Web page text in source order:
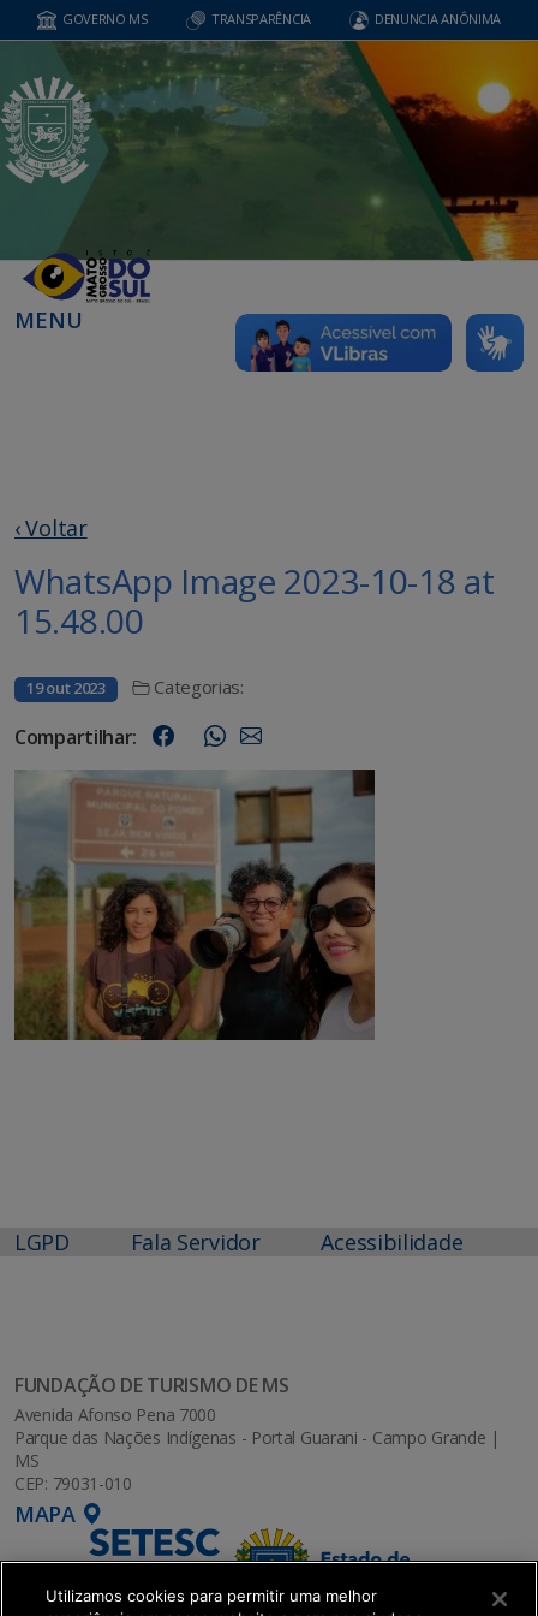
GOVERNO MS TRANSPARÊNCIA DENUNCIA ANÔNIMA
MENU
‹ Voltar
WhatsApp Image 2023-10-18 at
15.48.00
19 out 2023 Categorias:
Compartilhar:
LGPD Fala Servidor Acessibilidade
FUNDAÇÃO DE TURISMO DE MS
Avenida Afonso Pena 7000
Parque das Nações Indígenas - Portal Guarani - Campo Grande |
MS
CEP: 79031-010
MAPA
Utilizamos cookies para permitir uma melhor